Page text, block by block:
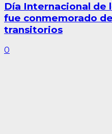
Día Internacional de
fue conmemorado
transitorios
0